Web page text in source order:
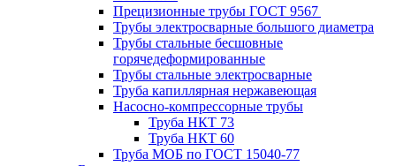
Прецизионные трубы ГОСТ 9567
Трубы электросварные большого диаметра
Трубы стальные бесшовные
горячедеформированные
Трубы стальные электросварные
Труба капиллярная нержавеющая
Насосно-компрессорные трубы
Труба НКТ 73
Труба НКТ 60
Труба МОБ по ГОСТ 15040-77